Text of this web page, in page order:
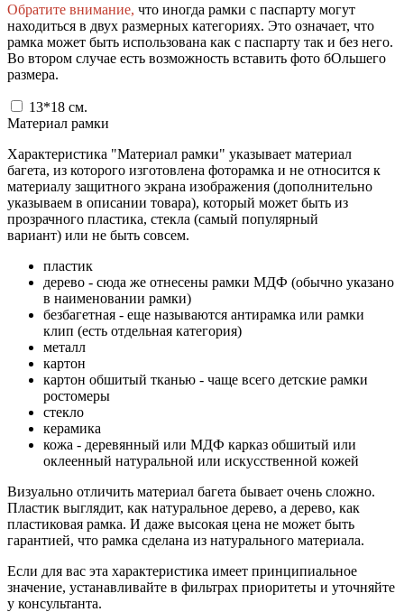
Обратите внимание, что иногда рамки с паспарту могут
находиться в двух размерных категориях. Это означает, что
рамка может быть использована как с паспарту так и без него.
Во втором случае есть возможность вставить фото бОльшего
размера.
13*18 см.
Материал рамки
Характеристика "Материал рамки" указывает материал
багета, из которого изготовлена фоторамка и не относится к
материалу защитного экрана изображения (дополнительно
указываем в описании товара), который может быть из
прозрачного пластика, стекла (самый популярный
вариант) или не быть совсем.
пластик
дерево - сюда же отнесены рамки МДФ (обычно указано
в наименовании рамки)
безбагетная - еще называются антирамка или рамки
клип (есть отдельная категория)
металл
картон
картон обшитый тканью - чаще всего детские рамки
ростомеры
стекло
керамика
кожа - деревянный или МДФ карказ обшитый или
оклеенный натуральной или искусственной кожей
Визуально отличить материал багета бывает очень сложно.
Пластик выглядит, как натуральное дерево, а дерево, как
пластиковая рамка. И даже высокая цена не может быть
гарантией, что рамка сделана из натурального материала.
Если для вас эта характеристика имеет принципиальное
значение, устанавливайте в фильтрах приоритеты и уточняйте
у консультанта.